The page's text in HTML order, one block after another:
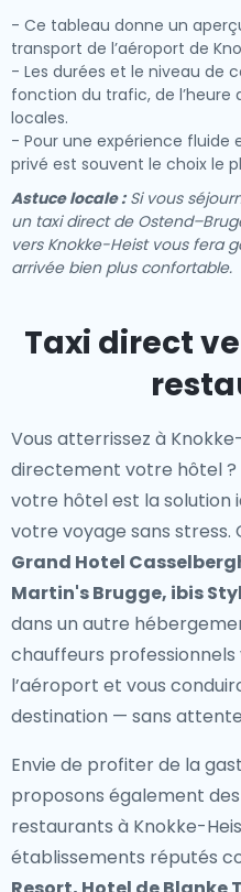
- Ce tableau donne un
transport de l’aéroport de
- Les durées et le niveau de
fonction du trafic, de l’heure
locales.
- Pour une expérience fluide
privé est souvent le choix le
Astuce locale :Si vous
un taxi direct de
vers Knokke-Heist vous fera
arrivée bien plus confortable.
Taxi direct
Vous atterrissez à
directement votre hôtel ?
votre hôtelest la solution
votre voyage sans stress.
Grand Hotel
Martin's Brugge, ibis
dans un autre
chauffeurs
l’aéroport et vous
destination — sans
Envie de profiter de la
proposons également des
restaurants à Knokke-
établissements réputés